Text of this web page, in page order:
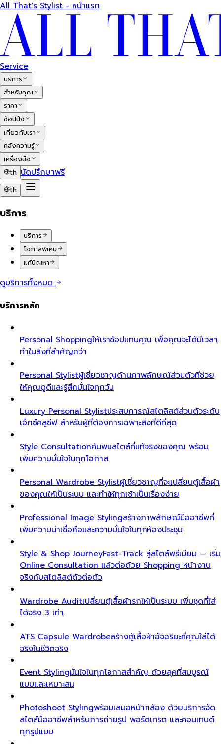
All That's Stylist - หน้าแรก
Service
บริการ
สำหรับคุณ
ราคา
ช้อปปิ้ง
เกี่ยวกับเรา
คลังความรู้
เครื่องมือ
th นัดปรึกษาฟรี
th
บริการ
บริการ
โอกาสพิเศษ
แก้ปัญหา
ดูบริการทั้งหมด
บริการหลัก
Personal Shoppingให้เราช้อปแทนคุณ เพื่อคุณจะได้มีเวลา
ทำในสิ่งที่สำคัญกว่า
Personal Stylistผู้เชี่ยวชาญด้านภาพลักษณ์ส่วนตัวที่ช่วย
ให้คุณดูดีและรู้สึกมั่นใจทุกวัน
Luxury Personal Stylistประสบการณ์สไตลิสต์ส่วนตัวระดับ
เอ็กซ์คลูซีฟ สำหรับผู้ที่ต้องการเฉพาะสิ่งที่ดีที่สุด
Style Consultationค้นพบสไตล์ที่แท้จริงของคุณ พร้อม
เพิ่มความมั่นใจในทุกโอกาส
Personal Wardrobe Stylistผู้เชี่ยวชาญที่จะเปลี่ยนตู้เสื้อผ้า
ของคุณให้เป็นระบบ และทำให้ทุกเช้าเป็นเรื่องง่าย
Professional Image Stylingสร้างภาพลักษณ์มืออาชีพที่
เพิ่มความน่าเชื่อถือและความมั่นใจในทุกห้องประชุม
Style & Shop JourneyFast-Track สู่สไตล์พรีเมียม — เริ่ม
Online Consultation แล้วต่อด้วย Shopping หน้างาน
จริงกับสไตลิสต์ตัวต่อตัว
Wardrobe Auditเปลี่ยนตู้เสื้อผ้ารกให้เป็นระบบ เพิ่มชุดที่ใส่
ได้จริง 3 เท่า
ATS Capsule Wardrobeสร้างตู้เสื้อผ้าอัจฉริยะที่คุณใส่ได้
จริงในชีวิตจริง
Event Stylingมั่นใจในทุกโอกาสสำคัญ ด้วยลุคที่สมบูรณ์
แบบและเหมาะสม
Photoshoot Stylingพร้อมเสมอหน้ากล้อง ด้วยบริการจัด
สไตล์มืออาชีพสำหรับการถ่ายรูป พอร์ตเทรต และคอนเทนต์
ทุกรูปแบบ